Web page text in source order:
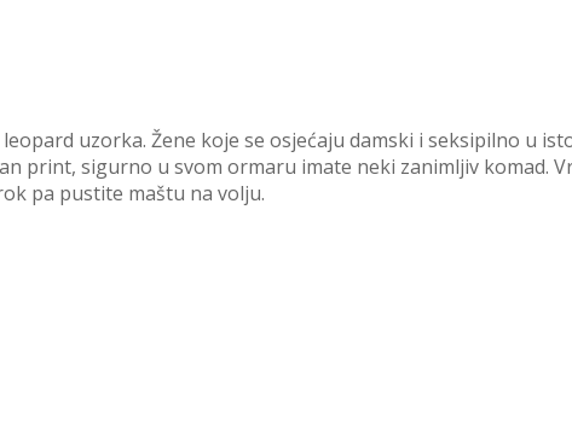
uzorka. Žene koje se osjećaju damski i seksipilno u
print, sigurno u svom ormaru imate neki zanimljiv komad.
pa pustite maštu na volju.